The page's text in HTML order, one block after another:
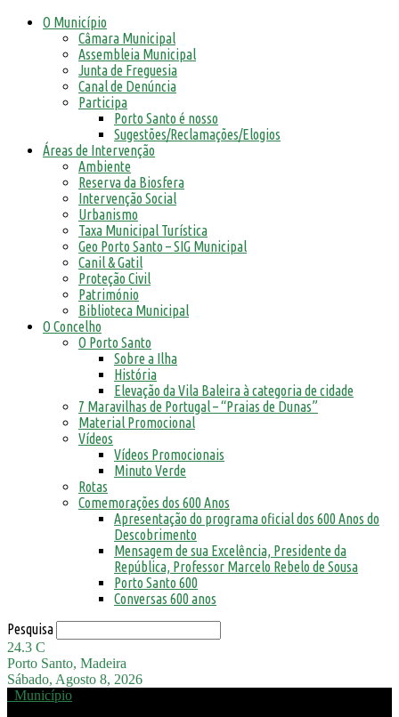
O Município
Câmara Municipal
Assembleia Municipal
Junta de Freguesia
Canal de Denúncia
Participa
Porto Santo é nosso
Sugestões/Reclamações/Elogios
Áreas de Intervenção
Ambiente
Reserva da Biosfera
Intervenção Social
Urbanismo
Taxa Municipal Turística
Geo Porto Santo – SIG Municipal
Canil & Gatil
Proteção Civil
Património
Biblioteca Municipal
O Concelho
O Porto Santo
Sobre a Ilha
História
Elevação da Vila Baleira à categoria de cidade
7 Maravilhas de Portugal – “Praias de Dunas”
Material Promocional
Vídeos
Vídeos Promocionais
Minuto Verde
Rotas
Comemorações dos 600 Anos
Apresentação do programa oficial dos 600 Anos do
Descobrimento
Mensagem de sua Excelência, Presidente da
República, Professor Marcelo Rebelo de Sousa
Porto Santo 600
Conversas 600 anos
Pesquisa
24.3 C
Porto Santo, Madeira
Sábado, Agosto 8, 2026
Município